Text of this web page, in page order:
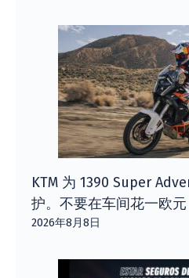
KTM 为 1390 Super
护。不要在车间花一欧元
2026年8月8日